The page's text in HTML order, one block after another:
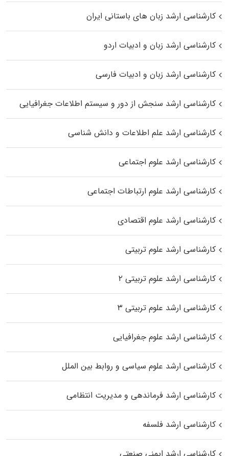
کارشناسی ارشد زبان‌ های باستانی ایران
کارشناسی ارشد زبان و ادبیات اردو
کارشناسی ارشد زبان و ادبیات فارسی
کارشناسی ارشد سنجش از دور و سیستم اطلاعات جغرافیایی
کارشناسی ارشد علم اطلاعات و دانش شناسی
کارشناسی ارشد علوم اجتماعی
کارشناسی ارشد علوم ارتباطات اجتماعی
کارشناسی ارشد علوم اقتصادی
کارشناسی ارشد علوم تربیتی
کارشناسی ارشد علوم تربیتی ۲
کارشناسی ارشد علوم تربیتی ۳
کارشناسی ارشد علوم جغرافیایی
کارشناسی ارشد علوم سیاسی و روابط بین الملل
کارشناسی ارشد فرماندهی و مدیریت انتظامی
کارشناسی ارشد فلسفه